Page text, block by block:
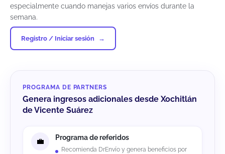
especialmente cuando manejas varios envíos durante la
semana.
Registro / Iniciar sesión
PROGRAMA DE PARTNERS
Genera ingresos adicionales desde Xochitlán
de Vicente Suárez
Programa de referidos
Recomienda DrEnvío y genera beneficios por